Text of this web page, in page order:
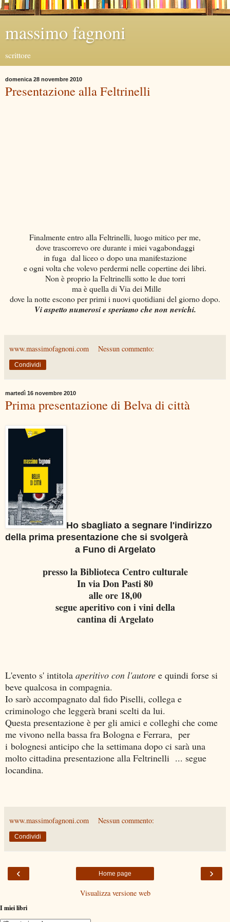
massimo fagnoni
scrittore
domenica 28 novembre 2010
Presentazione alla Feltrinelli
Finalmente entro alla Feltrinelli, luogo mitico per me,
dove trascorrevo ore durante i miei vagabondaggi
in fuga dal liceo o dopo una manifestazione
e ogni volta che volevo perdermi nelle copertine dei libri.
Non è proprio la Feltrinelli sotto le due torri
ma è quella di Via dei Mille
dove la notte escono per primi i nuovi quotidiani del giorno dopo.
Vi aspetto numerosi e speriamo che non nevichi.
www.massimofagnoni.com Nessun commento:
Condividi
martedì 16 novembre 2010
Prima presentazione di Belva di città
Ho sbagliato a segnare l'indirizzo
della prima presentazione che si svolgerà
a Funo di Argelato
presso la Biblioteca Centro culturale
In via Don Pasti 80
alle ore 18,00
segue aperitivo con i vini della
cantina di Argelato
L'evento s' intitola aperitivo con l'autore e quindi forse si
beve qualcosa in compagnia.
Io sarò accompagnato dal fido Piselli, collega e
criminologo che leggerà brani scelti da lui.
Questa presentazione è per gli amici e colleghi che come
me vivono nella bassa fra Bologna e Ferrara, per
i bolognesi anticipo che la settimana dopo ci sarà una
molto cittadina presentazione alla Feltrinelli ... segue
locandina.
www.massimofagnoni.com Nessun commento:
Condividi
‹ ›
Home page
Visualizza versione web
I miei libri